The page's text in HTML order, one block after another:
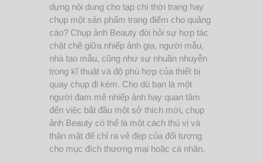
dựng nội dung cho tạp chí thời trang hay
chụp một sản phẩm trang điểm cho quảng
cáo? Chụp ảnh Beauty đòi hỏi sự hợp tác
chặt chẽ giữa nhiếp ảnh gia, người mẫu,
nhà tạo mẫu, cũng như sự nhuần nhuyễn
trong kĩ thuật và độ phù hợp của thiết bị
quay chụp đi kèm. Cho dù bạn là một
người đam mê nhiếp ảnh hay quan tâm
đến việc bắt đầu một sở thích mới, chụp
ảnh Beauty có thể là một cách thú vị và
thân mật để chỉ ra vẻ đẹp của đối tượng
cho mục đích thương mại hoặc cá nhân.